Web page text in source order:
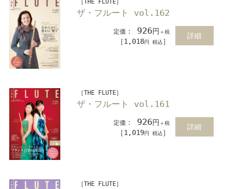
ザ・フルート vol.162
定価 ： 926円 ＋税
［1,018円 税込 ］
詳細
［THE FLUTE］
ザ・フルート vol.161
定価 ： 926円 ＋税
［1,019円 税込 ］
詳細
［THE FLUTE］